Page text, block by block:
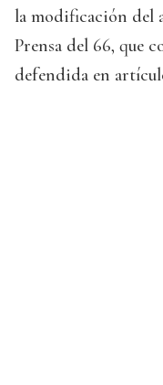
la modificación del
Prensa del 66, que
defendida en